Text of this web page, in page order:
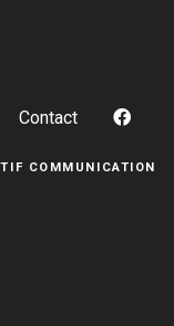
Contact
COMMUNICATION